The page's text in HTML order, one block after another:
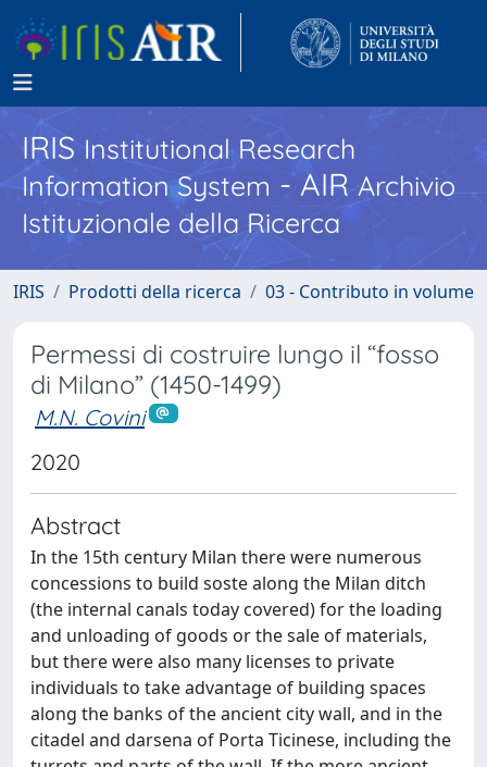
IRISInstitutional Research
Information System - AIR Archivio
Istituzionale della Ricerca
IRIS Prodotti della ricerca 03 - Contributo in volume
Permessi di costruire lungo il “fosso
di Milano” (1450-1499)
M.N. Covini
2020
Abstract
In the 15th century Milan there were numerous
concessions to build soste along the Milan ditch
(the internal canals today covered) for the loading
and unloading of goods or the sale of materials,
but there were also many licenses to private
individuals to take advantage of building spaces
along the banks of the ancient city wall, and in the
citadel and darsena of Porta Ticinese, including the